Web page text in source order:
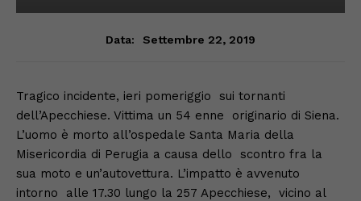
Data: Settembre 22, 2019
Tragico incidente, ieri pomeriggio sui tornanti
dell’Apecchiese. Vittima un 54 enne originario di Siena.
L’uomo è morto all’ospedale Santa Maria della
Misericordia di Perugia a causa dello scontro fra la
sua moto e un’autovettura. L’impatto è avvenuto
intorno alle 17.30 lungo la 257 Apecchiese, vicino al